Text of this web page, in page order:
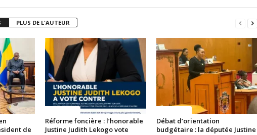
PLUS DE L'AUTEUR
de
Réforme foncière : l’honorable
Justine Judith Lekogo vote
Débat d’orientation
budgétaire : la députée Justine